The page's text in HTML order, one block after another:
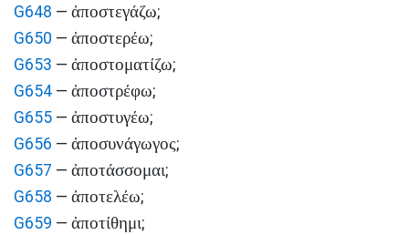
G648 — ἀποστεγάζω;
G650 — ἀποστερέω;
G653 — ἀποστοματίζω;
G654 — ἀποστρέφω;
G655 — ἀποστυγέω;
G656 — ἀποσυνάγωγος;
G657 — ἀποτάσσομαι;
G658 — ἀποτελέω;
G659 — ἀποτίθημι;